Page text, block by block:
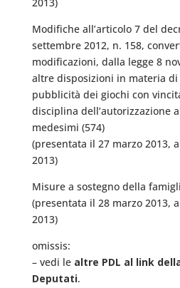
Modifiche all’articolo 7 del
settembre 2012, n. 158,
modificazioni, dalla legge 8
altre disposizioni in materia
pubblicità dei giochi con
disciplina dell’autorizzazione
medesimi (574)
(presentata il 27 marzo 2013,
2013)
Misure a sostegno della
(presentata il 28 marzo 2013,
2013)
omissis:
– vedi le altre PDL al link
Deputati.